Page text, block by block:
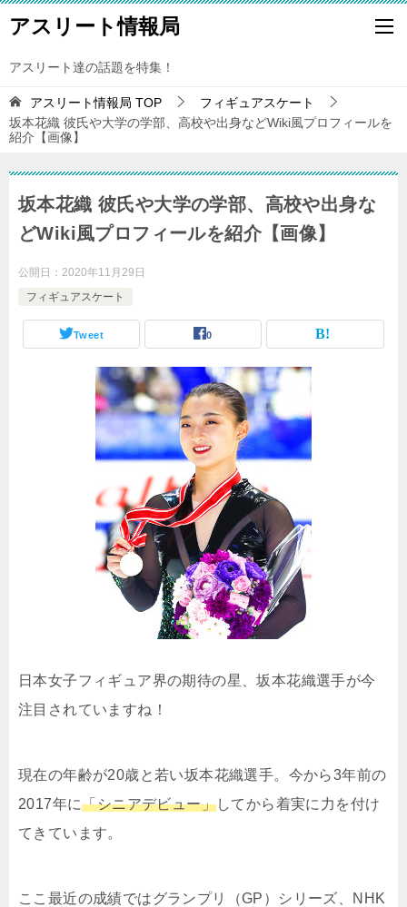
アスリート情報局
アスリート達の話題を特集！
アスリート情報局 TOP
フィギュアスケート
坂本花織 彼氏や大学の学部、高校や出身などWiki風プロフィールを
紹介【画像】
坂本花織 彼氏や大学の学部、高校や出身な
どWiki風プロフィールを紹介【画像】
公開日： 2020年11月29日
フィギュアスケート
Tweet 0
日本女子フィギュア界の期待の星、坂本花織選手が今
注目されていますね！
現在の年齢が20歳と若い坂本花織選手。今から3年前の
2017年に「シニアデビュー」してから着実に力を付け
てきています。
ここ最近の成績ではグランプリ（GP）シリーズ、NHK